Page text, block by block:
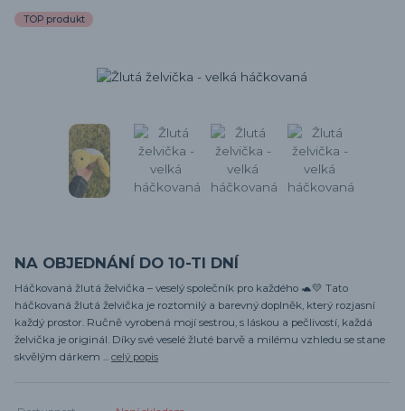
TOP produkt
NA OBJEDNÁNÍ DO 10-TI DNÍ
Háčkovaná žlutá želvička – veselý společník pro každého 🐢💛 Tato
háčkovaná žlutá želvička je roztomilý a barevný doplněk, který rozjasní
každý prostor. Ručně vyrobená mojí sestrou, s láskou a pečlivostí, každá
želvička je originál. Díky své veselé žluté barvě a milému vzhledu se stane
skvělým dárkem ... celý popis